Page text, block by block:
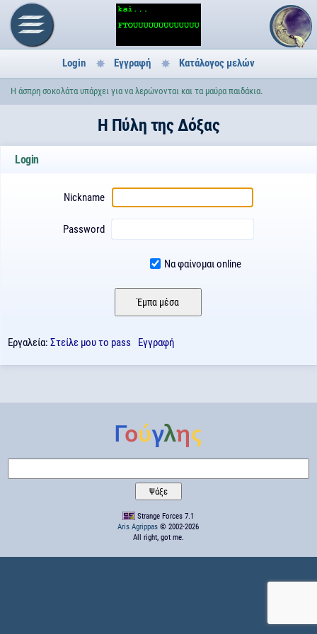
Login Εγγραφή Κατάλογος μελών
Η άσπρη σοκολάτα υπάρχει για να λερώνονται και τα μαύρα παιδάκια.
H Πύλη της Δόξας
Login
Nickname
Password
Να φαίνομαι online
Εργαλεία: Στείλε μου το pass Εγγραφή
Strange Forces 7.1
Aris Agrippas © 2002-2026
All right, got me.